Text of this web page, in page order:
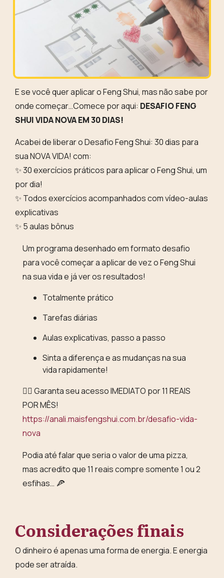
E se você quer aplicar o Feng Shui, mas não sabe por
onde começar…Comece por aqui: DESAFIO FENG
SHUI VIDA NOVA EM 30 DIAS!
Acabei de liberar o Desafio Feng Shui: 30 dias para
sua NOVA VIDA! com:
✨ 30 exercícios práticos para aplicar o Feng Shui, um
por dia!
✨ Todos exercícios acompanhados com vídeo-aulas
explicativas
✨ 5 aulas bônus
Um programa desenhado em formato desafio
para você começar a aplicar de vez o Feng Shui
na sua vida e já ver os resultados!
Totalmente prático
Tarefas diárias
Aulas explicativas, passo a passo
Sinta a diferença e as mudanças na sua
vida rapidamente!
👇🏻 Garanta seu acesso IMEDIATO por 11 REAIS
POR MÊS!
https://anali.maisfengshui.com.br/desafio-vida-
nova
Podia até falar que seria o valor de uma pizza,
mas acredito que 11 reais compre somente 1 ou 2
esfihas… 🍕
Considerações finais
O dinheiro é apenas uma forma de energia. E energia
pode ser atraída.